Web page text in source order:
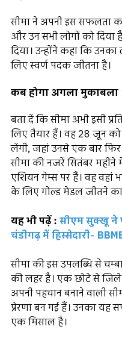
सीमा ने अपनी इस सफलता
और उन सभी लोगों को दिया
दिया। उन्होंने कहा कि
लिए स्वर्ण पदक जीतना है।
कब होगा अगला मुकाबला
बता दें कि सीमा अभी इसी
लिए तैयार हैं। वह 28 जून को
लेंगी, जहां उनसे एक बार फिर
सीमा की नजरें सितंबर महीने
एशियन गेम्स पर हैं। वह वहां
के लिए गोल्ड मेडल जीतने
यह भी पढ़ें : सीएम सुक्खू ने
चंडीगढ़ में हिस्सेदारी-
सीमा की इस उपलब्धि से
की लहर है। एक छोटे से जिले
अपनी पहचान बनाने वाली
प्रेरणा बन गई हैं। उनका
एक मिसाल है।